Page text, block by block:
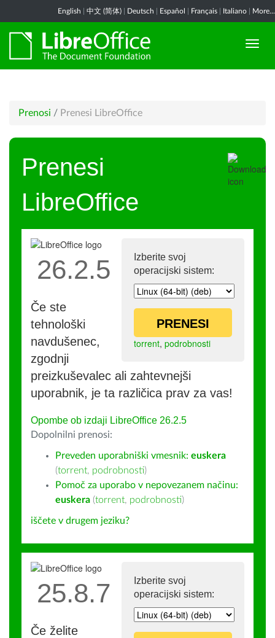
English 中文 (简体) Deutsch Español Français Italiano More...
Prenosi / Prenesi LibreOffice
Prenesi
LibreOffice
Izberite svoj
operacijski sistem:
PRENESI
torrent, podrobnosti
26.2.5
Če ste
tehnološki
navdušenec,
zgodnji
preizkuševalec ali zahtevnejši
uporabnik, je ta različica prav za vas!
Opombe ob izdaji LibreOffice 26.2.5
Dopolnilni prenosi:
Preveden uporabniški vmesnik: euskera
(torrent, podrobnosti)
Pomoč za uporabo v nepovezanem načinu:
euskera (torrent, podrobnosti)
iščete v drugem jeziku?
Izberite svoj
operacijski sistem:
25.8.7
Če želite